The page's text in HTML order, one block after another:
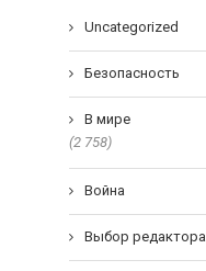
Uncategorized
Безопасность
В мире
(2 758)
Война
Выбор редактора